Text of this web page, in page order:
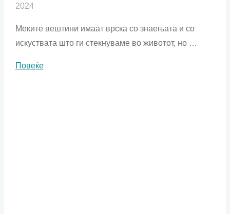
2024
Меките вештини имаат врска со знаењата и со
искуствата што ги стекнуваме во животот, но …
Повеќе"Меки